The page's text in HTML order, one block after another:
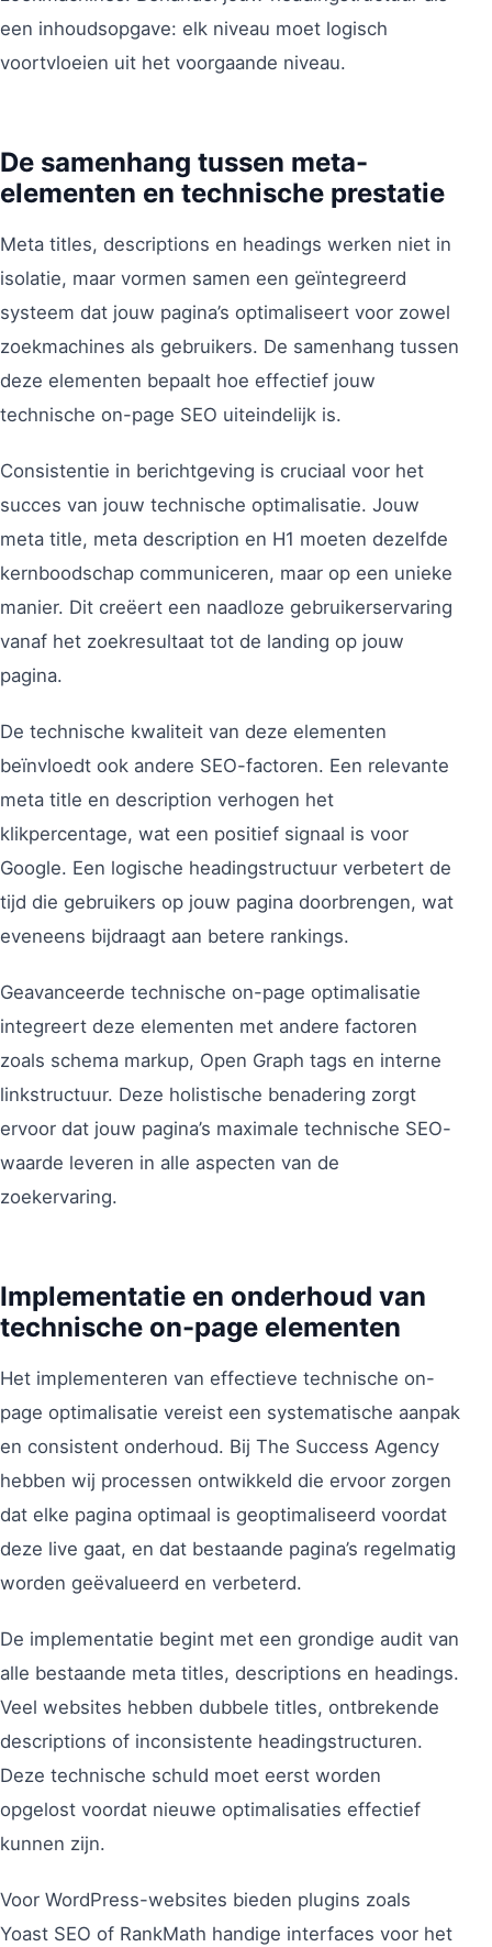
een inhoudsopgave: elk niveau moet logisch
voortvloeien uit het voorgaande niveau.
De samenhang tussen meta-
elementen en technische prestatie
Meta titles, descriptions en headings werken niet in
isolatie, maar vormen samen een geïntegreerd
systeem dat jouw pagina’s optimaliseert voor zowel
zoekmachines als gebruikers. De samenhang tussen
deze elementen bepaalt hoe effectief jouw
technische on-page SEO uiteindelijk is.
Consistentie in berichtgeving is cruciaal voor het
succes van jouw technische optimalisatie. Jouw
meta title, meta description en H1 moeten dezelfde
kernboodschap communiceren, maar op een unieke
manier. Dit creëert een naadloze gebruikerservaring
vanaf het zoekresultaat tot de landing op jouw
pagina.
De technische kwaliteit van deze elementen
beïnvloedt ook andere SEO-factoren. Een relevante
meta title en description verhogen het
klikpercentage, wat een positief signaal is voor
Google. Een logische headingstructuur verbetert de
tijd die gebruikers op jouw pagina doorbrengen, wat
eveneens bijdraagt aan betere rankings.
Geavanceerde technische on-page optimalisatie
integreert deze elementen met andere factoren
zoals schema markup, Open Graph tags en interne
linkstructuur. Deze holistische benadering zorgt
ervoor dat jouw pagina’s maximale technische SEO-
waarde leveren in alle aspecten van de
zoekervaring.
Implementatie en onderhoud van
technische on-page elementen
Het implementeren van effectieve technische on-
page optimalisatie vereist een systematische aanpak
en consistent onderhoud. Bij The Success Agency
hebben wij processen ontwikkeld die ervoor zorgen
dat elke pagina optimaal is geoptimaliseerd voordat
deze live gaat, en dat bestaande pagina’s regelmatig
worden geëvalueerd en verbeterd.
De implementatie begint met een grondige audit van
alle bestaande meta titles, descriptions en headings.
Veel websites hebben dubbele titles, ontbrekende
descriptions of inconsistente headingstructuren.
Deze technische schuld moet eerst worden
opgelost voordat nieuwe optimalisaties effectief
kunnen zijn.
Voor WordPress-websites bieden plugins zoals
Yoast SEO of RankMath handige interfaces voor het